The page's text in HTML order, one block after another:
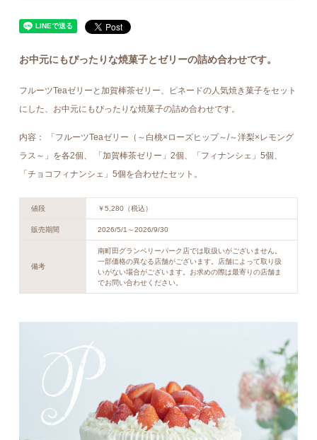
お中元にもぴったりな焼菓子とゼリーの詰め合わせです。
フルーツTeaゼリーと加賀棒茶ゼリー、ピネードの人気焼き菓子をセット
にした、お中元にもぴったりな焼菓子の詰め合わせです。
内容： 「フルーツTeaゼリー（～白桃×ローズヒップ～/～洋梨×レモング
ラス～」を各2個、 「加賀棒茶ゼリー」2個、「フィナンシェ」5個、
「チョコフィナンシェ」5個を合わせたセット。
値段 ￥5,280（税込）
販売期間 2026/5/1～2026/9/30
備考
南町田グランベリーパーク店では取扱いがございません。
一部価格の異なる店舗がございます。店舗によって取り扱
いがない場合がございます。お求めの際は最寄りの店舗ま
でお問い合わせください。